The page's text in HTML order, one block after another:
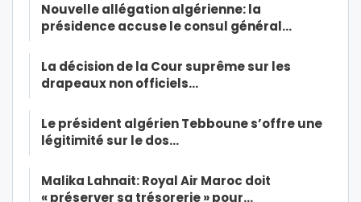
Nouvelle allégation algérienne: la
présidence accuse le consul général…
La décision de la Cour suprême sur les
drapeaux non officiels…
Le président algérien Tebboune s’offre une
légitimité sur le dos…
Malika Lahnait: Royal Air Maroc doit
« préserver sa trésorerie » pour…